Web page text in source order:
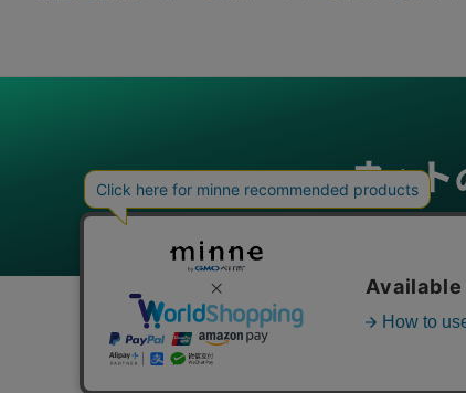
グループサービス
インターネットサービス